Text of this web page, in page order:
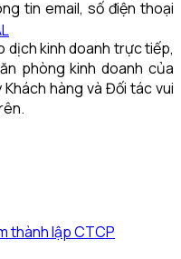
tin email, số điện thoại
dịch kinh doanh trực tiếp,
phòng kinh doanh của
Khách hàng và Đối tác vui
thành lập CTCP